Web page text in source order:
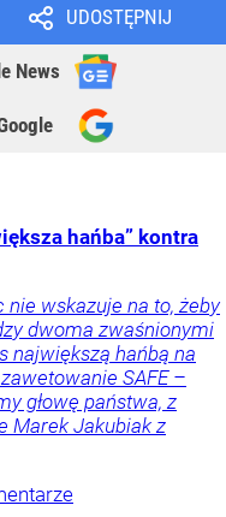
UDOSTĘPNIJ
News
hańba” kontra
wskazuje na to, żeby
dwoma zwaśnionymi
największą hańbą na
SAFE –
głowę państwa, z
Marek Jakubiak z